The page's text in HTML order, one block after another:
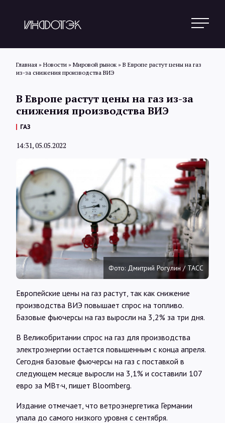
Статьи
Обзоры
Интервью
Карты
О нас
@Infotek_Russia
Главная » Новости » Мировой рынок » В Европе растут цены на газ
из-за снижения производства ВИЭ
В Европе растут цены на газ из-за
снижения производства ВИЭ
ГАЗ
14:31, 05.05.2022
Фото: Дмитрий Рогулин / ТАСС
Европейские цены на газ растут, так как снижение
производства ВИЭ повышает спрос на топливо.
Базовые фьючерсы на газ выросли на 3,2% за три дня.
В Великобритании спрос на газ для производства
электроэнергии остается повышенным с конца апреля.
Сегодня базовые фьючерсы на газ с поставкой в
следующем месяце выросли на 3,1% и составили 107
евро за МВт·ч, пишет Bloomberg.
Издание отмечает, что ветроэнергетика Германии
упала до самого низкого уровня с сентября.